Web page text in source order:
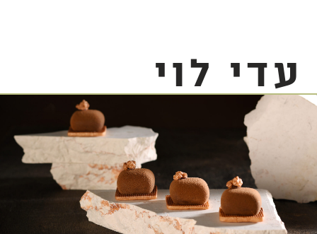
עדי לוי